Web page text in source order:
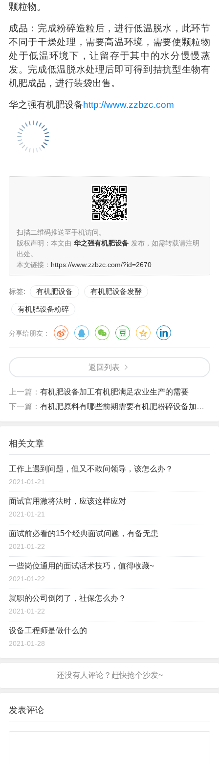
颗粒物。
成品：完成粉碎造粒后，进行低温脱水，此环节
不同于干燥处理，需要高温环境，需要使颗粒物
处于低温环境下，让留存于其中的水分慢慢蒸
发。完成低温脱水处理后即可得到拮抗型生物有
机肥成品，进行装袋出售。
华之强有机肥设备http://www.zzbzc.com
扫描二维码推送至手机访问。
版权声明：本文由 华之强有机肥设备 发布，如需转载请注明
出处。
本文链接： https://www.zzbzc.com/?id=2670
标签: 有机肥设备 有机肥设备发酵
有机肥设备粉碎
分享给朋友：
返回列表
上一篇： 有机肥设备加工有机肥满足农业生产的需要
下一篇： 有机肥原料有哪些前期需要有机肥粉碎设备加工处理
相关文章
工作上遇到问题，但又不敢问领导，该怎么办？
2021-01-21
面试官用激将法时，应该这样应对
2021-01-21
面试前必看的15个经典面试问题，有备无患
2021-01-22
一些岗位通用的面试话术技巧，值得收藏~
2021-01-22
就职的公司倒闭了，社保怎么办？
2021-01-22
设备工程师是做什么的
2021-01-28
发表评论